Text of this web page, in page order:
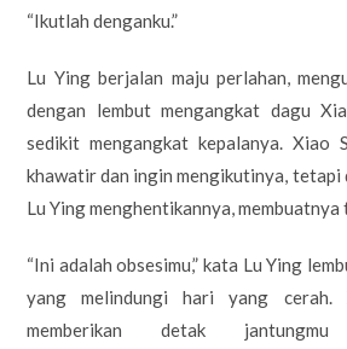
“Ikutlah denganku.”
Lu Ying berjalan maju perlahan,
dengan lembut mengangkat dagu
sedikit mengangkat kepalanya. Xiao
khawatir dan ingin mengikutinya, tetapi
Lu Ying menghentikannya,
“Ini adalah obsesimu,” kata Lu Ying
yang melindungi hari yang cerah.
memberikan detak